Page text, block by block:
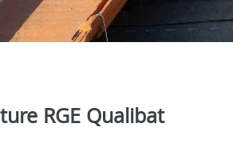
RGE Qualibat